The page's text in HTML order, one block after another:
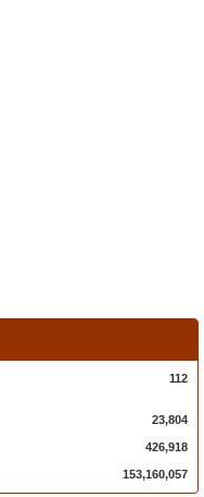
112
23,804
426,918
153,160,057